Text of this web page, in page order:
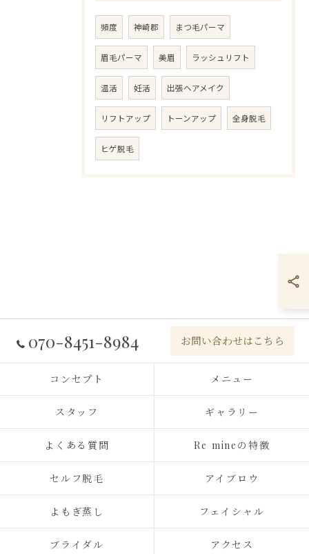
頻度 神崎郡 まつ毛パーマ
眉毛パーマ 美眉 ラッシュリフト
温活 妊活 出張ヘアメイク
リフトアップ トーンアップ 全身脱毛
ヒゲ脱毛
070-8451-8984 お問い合わせはこちら
コンセプト メニュー
スタッフ ギャラリー
よくある質問 Re mineの特徴
セルフ脱毛 アイブロウ
よもぎ蒸し フェイシャル
ブライダル アクセス